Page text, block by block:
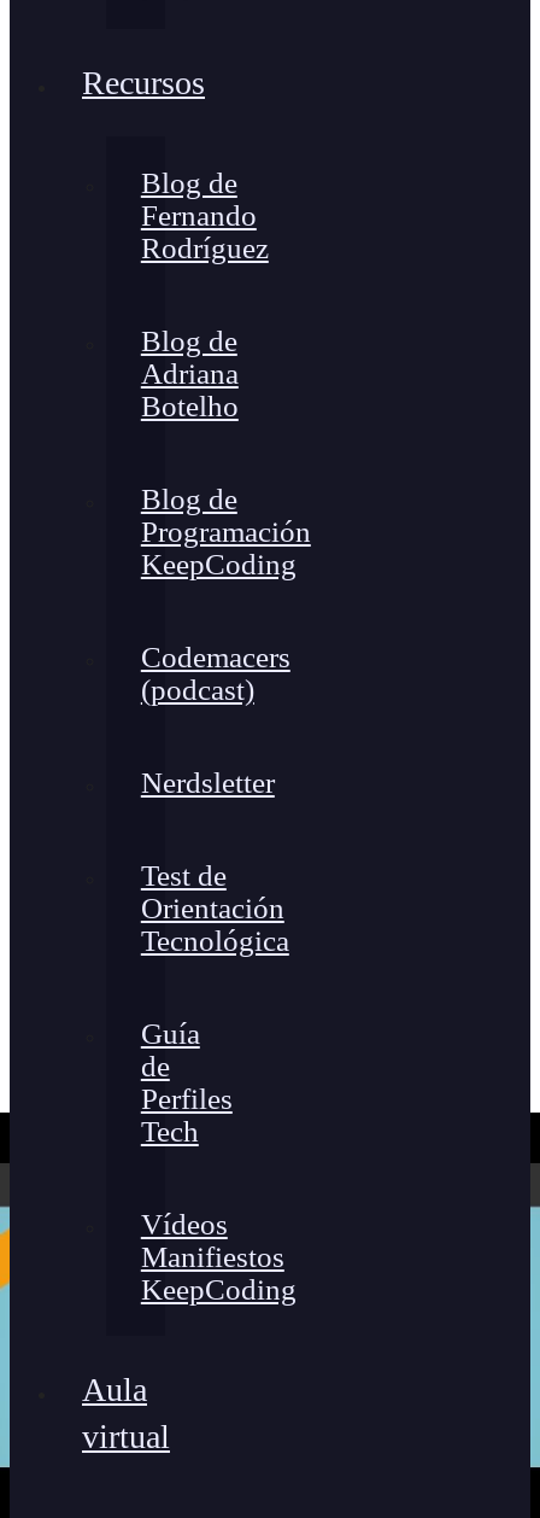
Recursos
Blog de
Fernando
Rodríguez
Blog de
Adriana
Botelho
Blog de
Programación
KeepCoding
Codemacers
(podcast)
Nerdsletter
Test de
Orientación
Tecnológica
Guía
de
Perfiles
Tech
Vídeos
Manifiestos
KeepCoding
Aula
virtual